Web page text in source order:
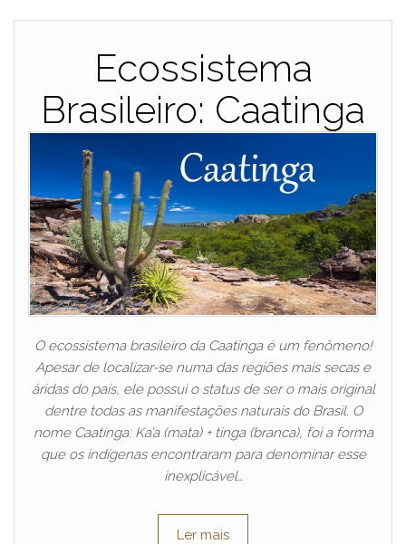
Ecossistema
Brasileiro: Caatinga
O ecossistema brasileiro da Caatinga é um fenômeno!
Apesar de localizar-se numa das regiões mais secas e
áridas do país, ele possui o status de ser o mais original
dentre todas as manifestações naturais do Brasil. O
nome Caatinga: Ka’a (mata) + tinga (branca), foi a forma
que os indígenas encontraram para denominar esse
inexplicável…
Ler mais